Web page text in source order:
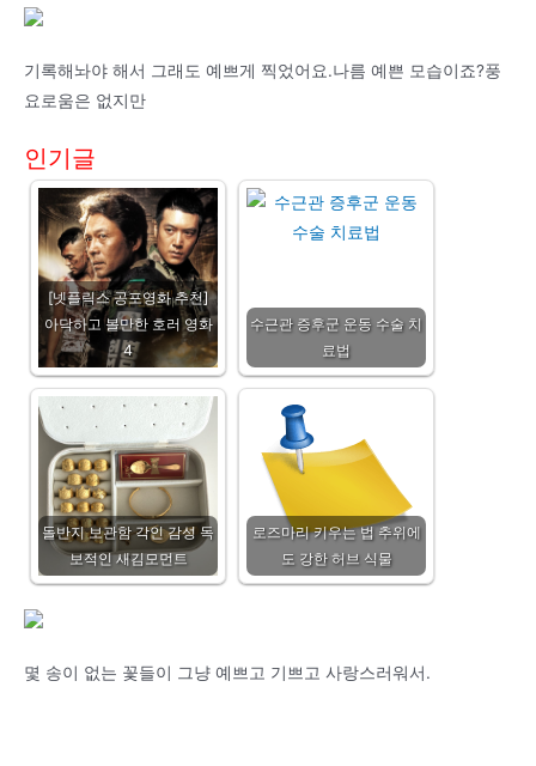
기록해놔야 해서 그래도 예쁘게 찍었어요.나름 예쁜 모습이죠?풍
요로움은 없지만
인기글
[넷플릭스 공포영화 추천]
아닥하고 볼만한 호러 영화
4
수근관 증후군 운동 수술 치
료법
돌반지 보관함 각인 감성 독
보적인 새김모먼트
로즈마리 키우는 법 추위에
도 강한 허브 식물
몇 송이 없는 꽃들이 그냥 예쁘고 기쁘고 사랑스러워서.